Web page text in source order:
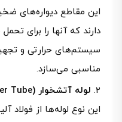
این مقاطع دیواره‌های
دارند که آنها را برای
سیستم‌های حرارتی و
مناسبی می‌سازد.
لوله آتشخوار (Boiler Tube)
این نوع لوله‌ها از فولاد